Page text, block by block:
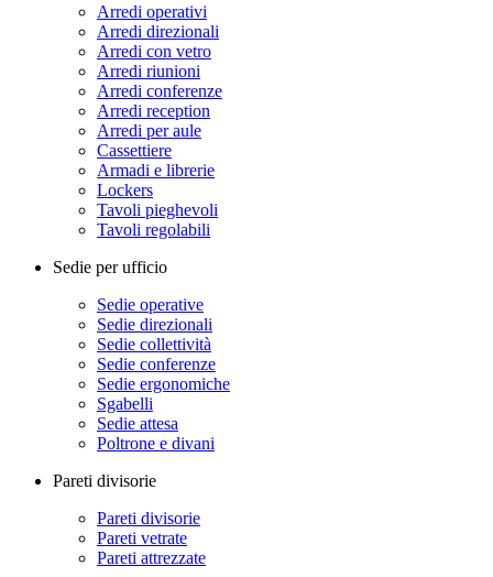
Arredi operativi
Arredi direzionali
Arredi con vetro
Arredi riunioni
Arredi conferenze
Arredi reception
Arredi per aule
Cassettiere
Armadi e librerie
Lockers
Tavoli pieghevoli
Tavoli regolabili
Sedie per ufficio
Sedie operative
Sedie direzionali
Sedie collettività
Sedie conferenze
Sedie ergonomiche
Sgabelli
Sedie attesa
Poltrone e divani
Pareti divisorie
Pareti divisorie
Pareti vetrate
Pareti attrezzate